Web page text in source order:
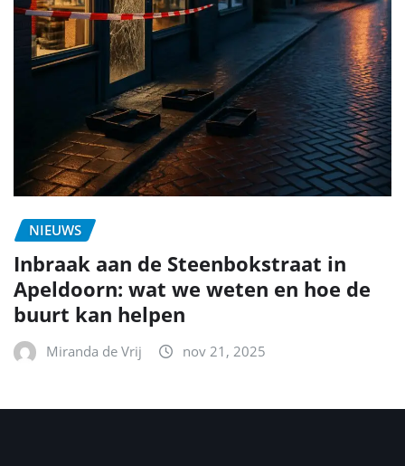
NIEUWS
Inbraak aan de Steenbokstraat in
Apeldoorn: wat we weten en hoe de
buurt kan helpen
Miranda de Vrij nov 21, 2025